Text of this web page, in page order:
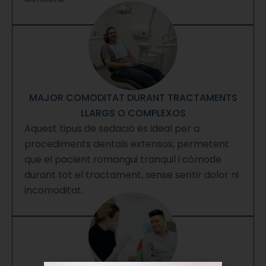
MAJOR COMODITAT DURANT TRACTAMENTS
LLARGS O COMPLEXOS
Aquest tipus de sedació és ideal per a
procediments dentals extensos, permetent
que el pacient romangui tranquil i còmode
durant tot el tractament, sense sentir dolor ni
incomoditat.